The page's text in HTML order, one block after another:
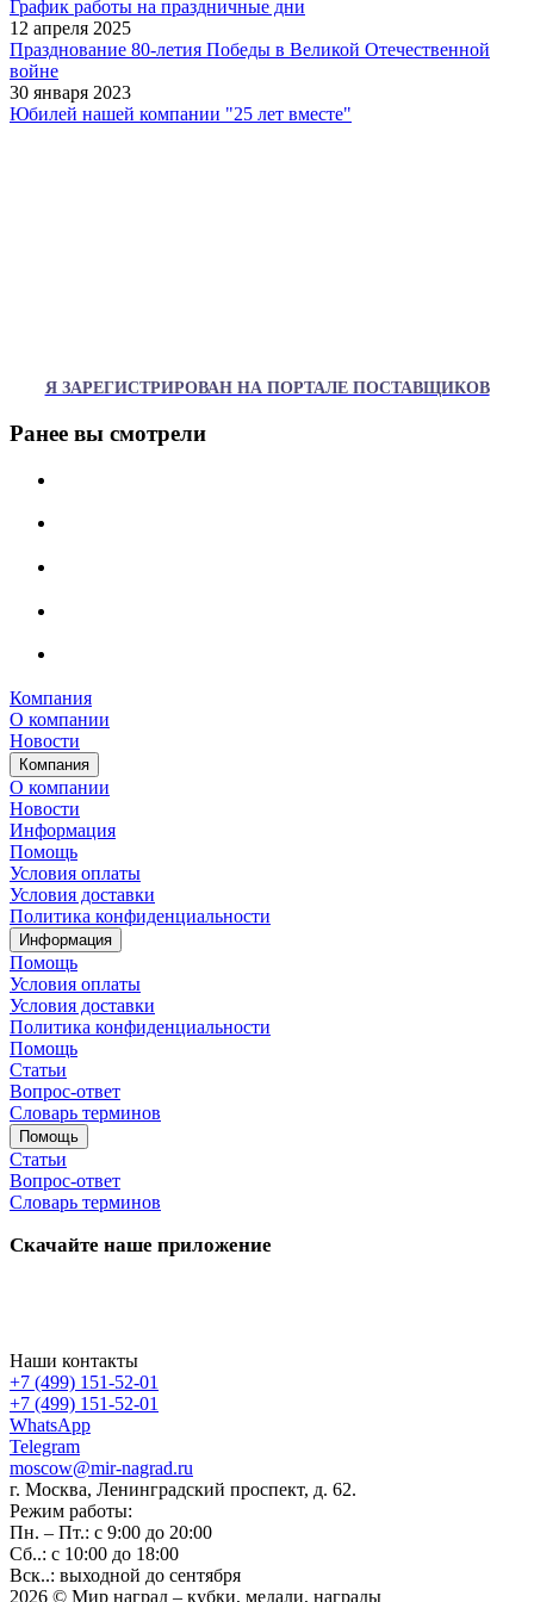
График работы на праздничные дни
12 апреля 2025
Празднование 80-летия Победы в Великой Отечественной
войне
30 января 2023
Юбилей нашей компании "25 лет вместе"
Я ЗАРЕГИСТРИРОВАН НА ПОРТАЛЕ ПОСТАВЩИКОВ
Ранее вы смотрели
Компания
О компании
Новости
Компания
О компании
Новости
Информация
Помощь
Условия оплаты
Условия доставки
Политика конфиденциальности
Информация
Помощь
Условия оплаты
Условия доставки
Политика конфиденциальности
Помощь
Статьи
Вопрос-ответ
Словарь терминов
Помощь
Статьи
Вопрос-ответ
Словарь терминов
Скачайте наше приложение
Наши контакты
+7 (499) 151-52-01
+7 (499) 151-52-01
WhatsApp
Telegram
moscow@mir-nagrad.ru
г. Москва, Ленинградский проспект, д. 62.
Режим работы:
Пн. – Пт.: с 9:00 до 20:00
Сб..: с 10:00 до 18:00
Вск..: выходной до сентября
2026 © Мир наград – кубки, медали, награды